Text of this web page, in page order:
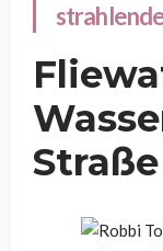
Straße